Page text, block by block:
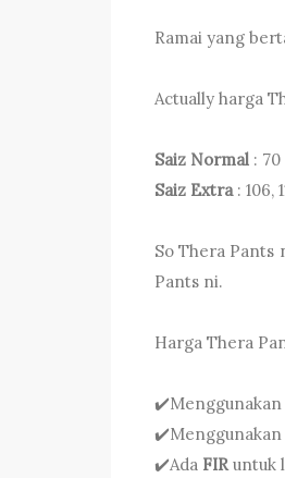
Ramai yang
Actually harga
Saiz Normal :
Saiz Extra: 106,
So Thera Pants
Pants ni.
Harga Thera
✔️Menggunakan
✔️Menggunakan
✔️Ada FIRuntuk